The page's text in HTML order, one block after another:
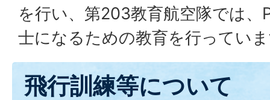
を行い、第203教育航空隊では
士になるための教育を行ってい
飛行訓練等について